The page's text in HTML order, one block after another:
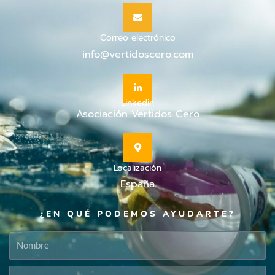
Correo electrónico
info@vertidoscero.com
Linkedin
Asociación Vertidos Cero
Localización
España
¿EN QUÉ PODEMOS AYUDARTE?